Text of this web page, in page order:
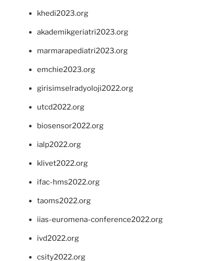
khedi2023.org
akademikgeriatri2023.org
marmarapediatri2023.org
emchie2023.org
girisimselradyoloji2022.org
utcd2022.org
biosensor2022.org
ialp2022.org
klivet2022.org
ifac-hms2022.org
taoms2022.org
iias-euromena-conference2022.org
ivd2022.org
csity2022.org